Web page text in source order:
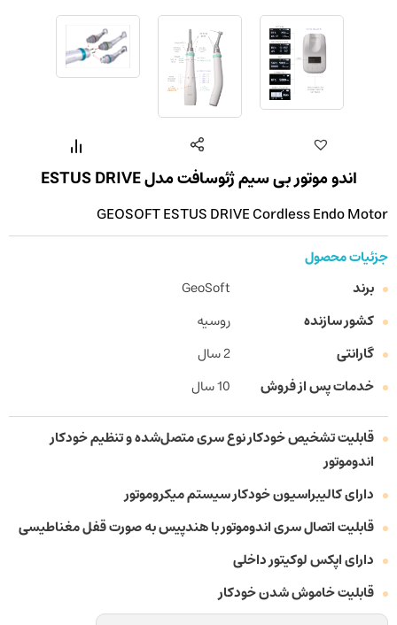
اندو موتور بی سیم ژئوسافت مدل ESTUS DRIVE
GEOSOFT ESTUS DRIVE Cordless Endo Motor
جزئیات محصول
برند
GeoSoft
کشور سازنده
روسیه
گارانتی
2 سال
خدمات پس از فروش
10 سال
قابلیت تشخیص خودکار نوع سری متصل‌شده و تنظیم خودکار
اندوموتور
دارای کالیبراسیون خودکار سیستم میکروموتور
قابلیت اتصال سری اندوموتور با هندپیس به صورت قفل مغناطیسی
دارای اپکس لوکیتور داخلی
قابلیت خاموش شدن خودکار